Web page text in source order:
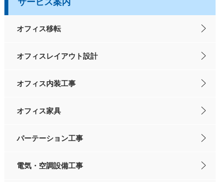
オフィス移転
オフィスレイアウト設計
オフィス内装工事
オフィス家具
パーテーション工事
電気・空調設備工事